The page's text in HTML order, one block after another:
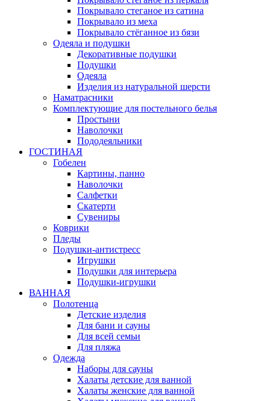
Покрывало стеганое из сатина
Покрывало из меха
Покрывало стёганное из бязи
Одеяла и подушки
Декоративные подушки
Подушки
Одеяла
Изделия из натуральной шерсти
Наматраcники
Комплектующие для постельного белья
Простыни
Наволочки
Пододеяльники
ГОСТИНАЯ
Гобелен
Картины, панно
Наволочки
Салфетки
Скатерти
Сувениры
Коврики
Пледы
Подушки-антистресс
Игрушки
Подушки для интерьера
Подушки-игрушки
ВАННАЯ
Полотенца
Детские изделия
Для бани и сауны
Для всей семьи
Для пляжа
Одежда
Наборы для сауны
Халаты детские для ванной
Халаты женские для ванной